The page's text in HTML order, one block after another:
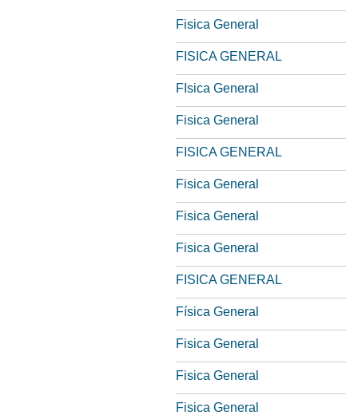
Fisica General
FISICA GENERAL
FIsica General
Fisica General
FISICA GENERAL
Fisica General
Fisica General
Fisica General
FISICA GENERAL
Física General
Fisica General
Fisica General
Fisica General